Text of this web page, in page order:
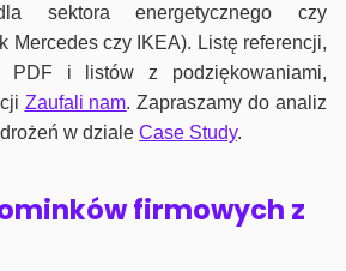
sektora energetycznego czy
Mercedes czy IKEA). Listę referencji,
PDF i listów z podziękowaniami,
Zaufali nam. Zapraszamy do analiz
w dziale Case Study.
firmowych z